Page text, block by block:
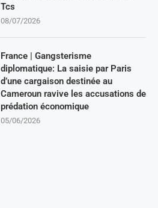
Tcs
08/07/2026
France | Gangsterisme
diplomatique: La saisie par Paris
d’une cargaison destinée au
Cameroun ravive les accusations de
prédation économique
05/06/2026